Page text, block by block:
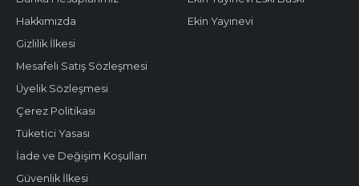
Hakkımızda
Gizlilik İlkesi
Mesafeli Satış Sözleşmesi
Üyelik Sözleşmesi
Çerez Politikası
Tüketici Yasası
İade ve Değişim Koşulları
Güvenlik İlkesi
Ekin Yayınevi